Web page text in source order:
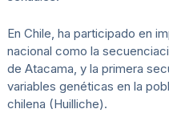
En Chile, ha participado en
nacional como la
de Atacama, y la primera
variables genéticas en la
chilena (Huilliche).